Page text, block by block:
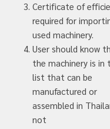
Certificate of
required for
used machinery.
User should know
the machinery is in
list that can be
manufactured or
assembled in
not